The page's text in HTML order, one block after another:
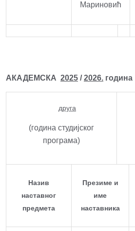
Мариновић
АКАДЕМСКА 2025 /2026. година
друга
(година студијског
програма)
Назив
наставног
предмета
Презиме и
име
наставника